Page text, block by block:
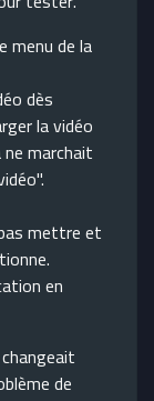
menu de la
dès
la vidéo
marchait
mettre et
en
de